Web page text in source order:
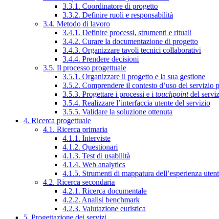
3.3.1. Coordinatore di progetto
3.3.2. Definire ruoli e responsabilità
3.4. Metodo di lavoro
3.4.1. Definire processi, strumenti e rituali
3.4.2. Curare la documentazione di progetto
3.4.3. Organizzare tavoli tecnici collaborativi
3.4.4. Prendere decisioni
3.5. Il processo progettuale
3.5.1. Organizzare il progetto e la sua gestione
3.5.2. Comprendere il contesto d’uso del servizio
3.5.3. Progettare i processi e i touchpointdel
3.5.4. Realizzare l’interfaccia utente del servizio
3.5.5. Validare la soluzione ottenuta
4. Ricerca progettuale
4.1. Ricerca primaria
4.1.1. Interviste
4.1.2. Questionari
4.1.3. Test di usabilità
4.1.4. Web analytics
4.1.5. Strumenti di mappatura dell’esperienza
4.2. Ricerca secondaria
4.2.1. Ricerca documentale
4.2.2. Analisi benchmark
4.2.3. Valutazione euristica
5. Progettazione dei servizi